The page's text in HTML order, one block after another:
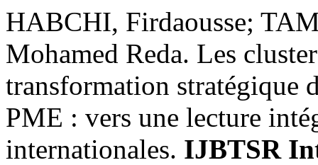
HABCHI, Firdaousse;
Mohamed Reda. Les
transformation stratégique
PME : vers une lecture
internationales. IJBTSR